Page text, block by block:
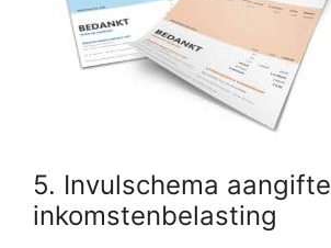
5. Invulschema aangifte
inkomstenbelasting